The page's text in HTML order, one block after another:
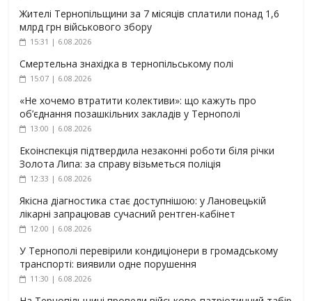
Жителі Тернопільщини за 7 місяців сплатили понад 1,6
млрд грн військового збору
15:31 | 6.08.2026
Смертельна знахідка в тернопільському полі
15:07 | 6.08.2026
«Не хочемо втратити колективи»: що кажуть про
об’єднання позашкільних закладів у Тернополі
13:00 | 6.08.2026
Екоінспекція підтвердила незаконні роботи біля річки
Золота Липа: за справу візьметься поліція
12:33 | 6.08.2026
Якісна діагностика стає доступнішою: у Лановецькій
лікарні запрацював сучасний рентген-кабінет
12:00 | 6.08.2026
У Тернополі перевірили кондиціонери в громадському
транспорті: виявили одне порушення
11:30 | 6.08.2026